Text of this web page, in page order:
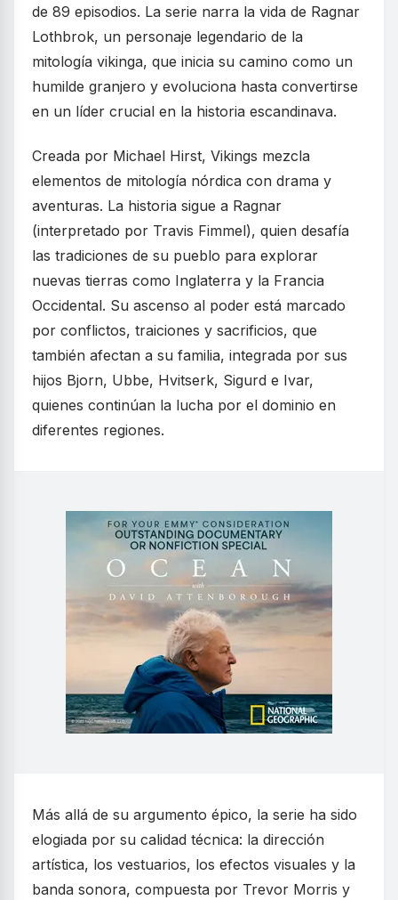
de 89 episodios. La serie narra la vida de Ragnar
Lothbrok, un personaje legendario de la
mitología vikinga, que inicia su camino como un
humilde granjero y evoluciona hasta convertirse
en un líder crucial en la historia escandinava.
Creada por Michael Hirst, Vikings mezcla
elementos de mitología nórdica con drama y
aventuras. La historia sigue a Ragnar
(interpretado por Travis Fimmel), quien desafía
las tradiciones de su pueblo para explorar
nuevas tierras como Inglaterra y la Francia
Occidental. Su ascenso al poder está marcado
por conflictos, traiciones y sacrificios, que
también afectan a su familia, integrada por sus
hijos Bjorn, Ubbe, Hvitserk, Sigurd e Ivar,
quienes continúan la lucha por el dominio en
diferentes regiones.
Más allá de su argumento épico, la serie ha sido
elogiada por su calidad técnica: la dirección
artística, los vestuarios, los efectos visuales y la
banda sonora, compuesta por Trevor Morris y